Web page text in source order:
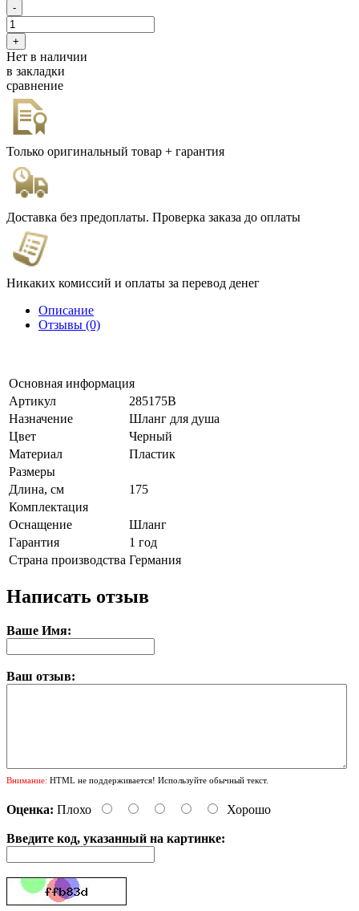
Нет в наличии
в закладки
сравнение
Только оригинальный товар + гарантия
Доставка без предоплаты. Проверка заказа до оплаты
Никаких комиссий и оплаты за перевод денег
Описание
Отзывы (0)
Основная информация
Артикул
285175B
Назначение
Шланг для душа
Цвет
Черный
Материал
Пластик
Размеры
Длина, см
175
Комплектация
Оснащение
Шланг
Гарантия
1 год
Страна производства Германия
Написать отзыв
Ваше Имя:
Ваш отзыв:
Внимание: HTML не поддерживается! Используйте обычный текст.
Оценка: Плохо Хорошо
Введите код, указанный на картинке: